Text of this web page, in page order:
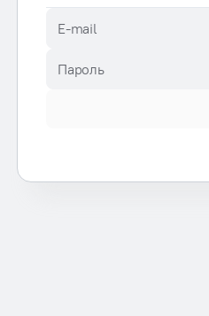
E-mail
Пароль